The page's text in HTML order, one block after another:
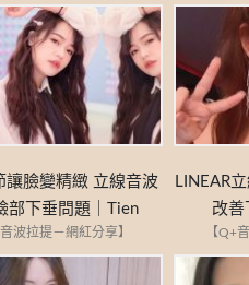
讓臉變精緻 立線音波
部下垂問題｜Tien
音波拉提－網紅分享】
LINEAR
改善
【Q+